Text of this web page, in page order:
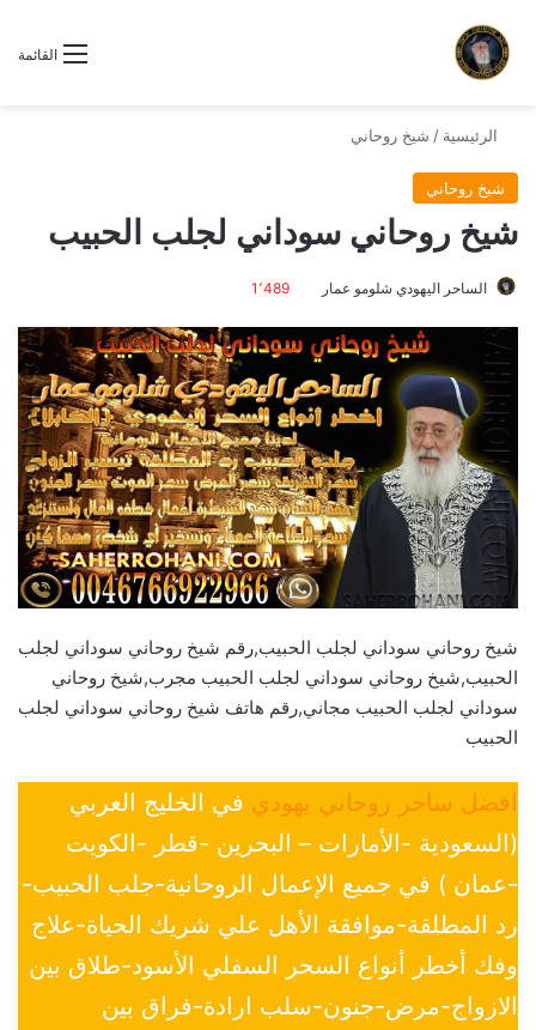
القائمة
الرئيسية / شيخ روحاني
شيخ روحاني
شيخ روحاني سوداني لجلب الحبيب
الساحر اليهودي شلومو عمار 1٬489
شيخ روحاني سوداني لجلب الحبيب,رقم شيخ روحاني سوداني لجلب
الحبيب,شيخ روحاني سوداني لجلب الحبيب مجرب,شيخ روحاني
سوداني لجلب الحبيب مجاني,رقم هاتف شيخ روحاني سوداني لجلب
الحبيب
افضل ساحر روحاني يهودي في الخليج العربي
(السعودية -الأمارات – البحرين -قطر -الكويت
-عمان ) في جميع الإعمال الروحانية-جلب الحبيب-
رد المطلقة-موافقة الأهل علي شريك الحياة-علاج
وفك أخطر أنواع السحر السفلي الأسود-طلاق بين
الازواج-مرض-جنون-سلب ارادة-فراق بين